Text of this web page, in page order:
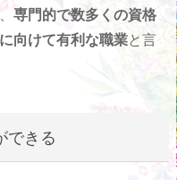
専門的で数多くの資格
向けて有利な職業と言
できる